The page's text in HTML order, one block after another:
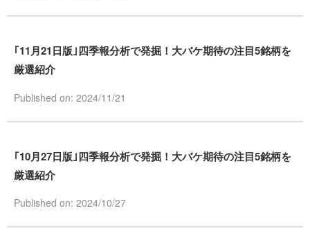
｢11月21日版｣四季報分析で発掘！大バケ期待の注目5銘柄を
厳選紹介
Published on: 2024/11/21
｢10月27日版｣四季報分析で発掘！大バケ期待の注目5銘柄を
厳選紹介
Published on: 2024/10/27